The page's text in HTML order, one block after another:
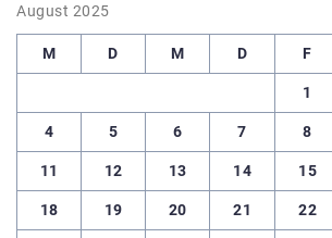
August 2025
M D M D F
1
4 5 6 7 8
11 12 13 14 15
18 19 20 21 22